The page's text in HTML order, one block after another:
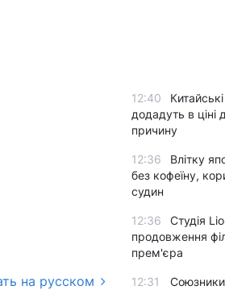
на русском
12:40
додадуть в ціні
причину
12:36
Влітку
без кофеїну,
судин
12:36
Студія
продовження
прем'єра
12:31
Союзники